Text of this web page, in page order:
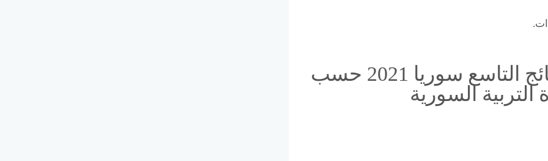
إعرف الآن | رابط تطبيق نتائج التاسع سوريا 2021 حسب
السورية